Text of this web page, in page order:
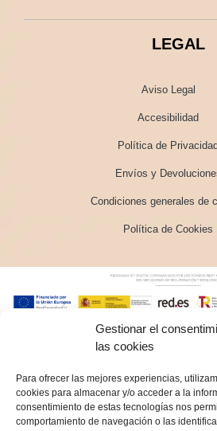
Gestionar el
las cookies
Para ofrecer las mejores experiencias,
cookies para almacenar y/o acceder a la
consentimiento de estas tecnologías nos
comportamiento de navegación o las
LEGAL
Aviso Legal
Accesibilidad
Política de Privacidad
Envíos y
Condiciones generales de
Política de Cookies